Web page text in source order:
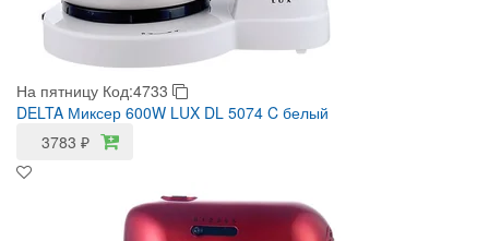
На пятницу Код:4733
DELTA Миксер 600W LUX DL 5074 C белый
3783 ₽